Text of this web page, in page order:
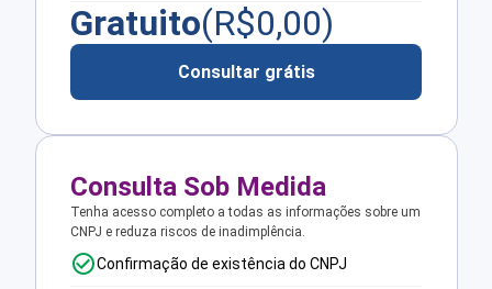
Gratuito(R$0,00)
Consultar grátis
Consulta Sob Medida
Tenha acesso completo a todas as informações sobre um
CNPJ e reduza riscos de inadimplência.
Confirmação de existência do CNPJ